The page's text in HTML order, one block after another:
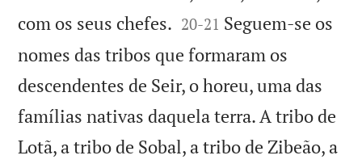
com os seus chefes. 

20-21 Seguem-se os
nomes das tribos que formaram os
descendentes de Seir, o horeu, uma das
famílias nativas daquela terra. A tribo de
Lotã, a tribo de Sobal, a tribo de Zibeão, a